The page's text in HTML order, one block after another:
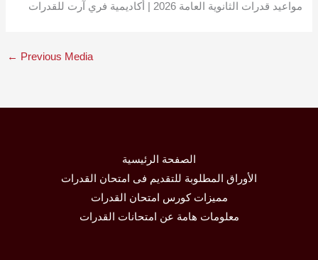
مواعيد قدرات الثانوية العامة 2026 | أكاديمية فري آرت للقدرات
← Previous Media
الصفحة الرئيسية
الأوراق المطلوبة للتقديم فى امتحان القدرات
مميزات كورس امتحان القدرات
معلومات هامة عن امتحانات القدرات